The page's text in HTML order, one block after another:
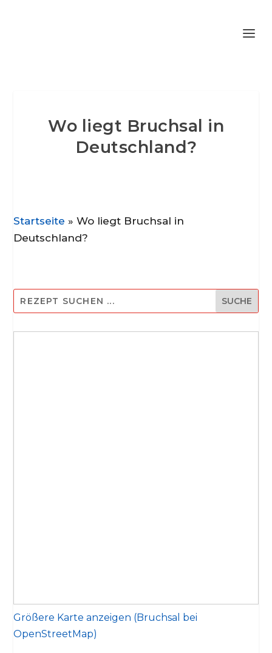
Wo liegt Bruchsal in
Deutschland?
Startseite »Wo liegt Bruchsal in
Deutschland?
Größere Karte anzeigen (Bruchsal bei
OpenStreetMap)